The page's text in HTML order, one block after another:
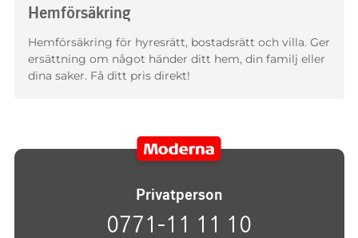
Hemförsäkring
Hemförsäkring för hyresrätt, bostadsrätt och villa. Ger
ersättning om något händer ditt hem, din familj eller
dina saker. Få ditt pris direkt!
Privatperson
0771-11 11 10